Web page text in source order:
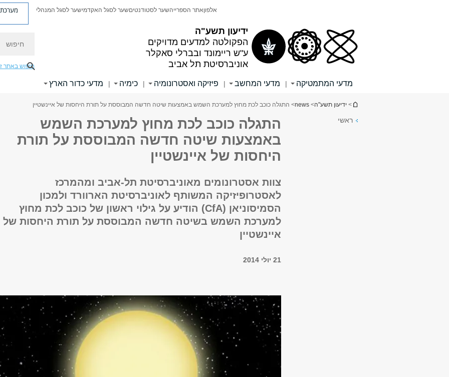
ידיעון תשע"ה
הפקולטה למדעים מדויקים
ע"ש ריימונד ובברלי סאקלר
אוניברסיטת תל אביב
אלפוןאתר הספרייהשער לסטודנטיםשער לסגל האקדמישער לסגל המנהלי מערכת
חיפוש באתר
מדעי המתמטיקה | מדעי המחשב | פיזיקה ואסטרונומיה | כימיה | מדעי כדור הארץ
הינך נמצא כאן
> ידיעון תשע"ה>
news> התגלה כוכב לכת מחוץ למערכת השמש באמצעות שיטה חדשה המבוססת על תורת היחסות של איינשטיין
ראשי
התגלה כוכב לכת מחוץ למערכת השמש
באמצעות שיטה חדשה המבוססת על תורת
היחסות של איינשטיין
צוות אסטרונומים מאוניברסיטת תל-אביב ומהמרכז
לאסטרופיזיקה המשותף לאוניברסיטת הארוורד ולמכון
הסמיסוניאן (CfA) הודיע על גילוי ראשון של כוכב לכת מחוץ
למערכת השמש בשיטה חדשה המבוססת על תורת היחסות של
איינשטיין
21 יולי 2014